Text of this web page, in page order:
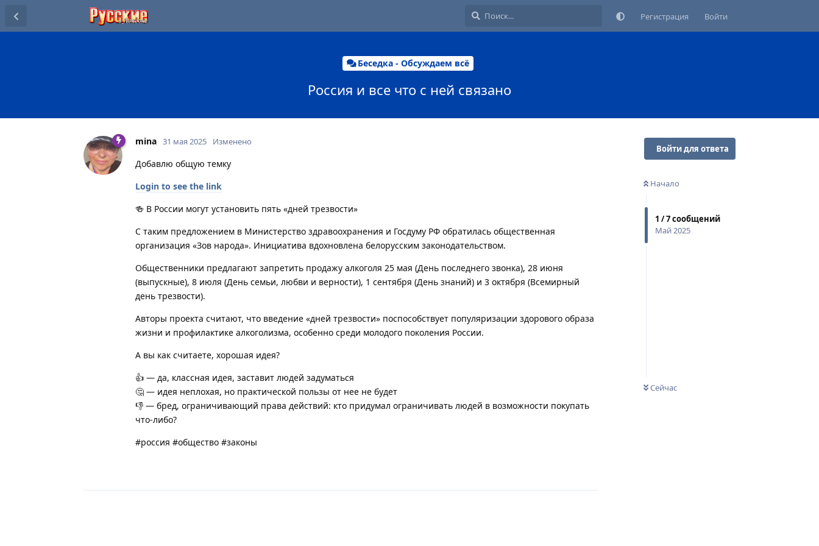
Регистрация Войти
Беседка - Обсуждаем всё
Россия и все что с ней связано
Войти для ответа
Начало
1 /7сообщений
Май 2025
Сейчас
mina 31 мая 2025 Изменено
Добавлю общую темку
Login to see the link
🍻 В России могут установить пять «дней трезвости»
С таким предложением в Министерство здравоохранения и Госдуму РФ обратилась общественная
организация «Зов народа». Инициатива вдохновлена белорусским законодательством.
Общественники предлагают запретить продажу алкоголя 25 мая (День последнего звонка), 28 июня
(выпускные), 8 июля (День семьи, любви и верности), 1 сентября (День знаний) и 3 октября (Всемирный
день трезвости).
Авторы проекта считают, что введение «дней трезвости» поспособствует популяризации здорового образа
жизни и профилактике алкоголизма, особенно среди молодого поколения России.
А вы как считаете, хорошая идея?
👍 — да, классная идея, заставит людей задуматься
🤔 — идея неплохая, но практической пользы от нее не будет
👎 — бред, ограничивающий права действий: кто придумал ограничивать людей в возможности покупать
что-либо?
#россия #общество #законы